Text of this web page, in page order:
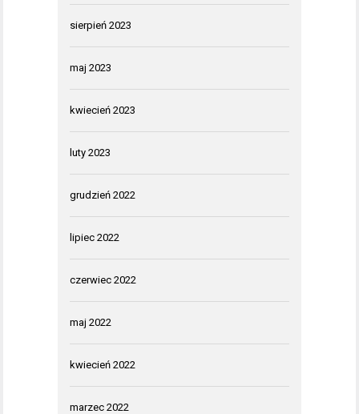
sierpień 2023
maj 2023
kwiecień 2023
luty 2023
grudzień 2022
lipiec 2022
czerwiec 2022
maj 2022
kwiecień 2022
marzec 2022